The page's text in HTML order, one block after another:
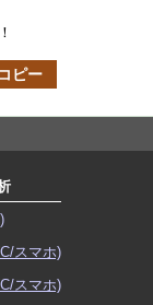
コピー
スマホ)
スマホ)